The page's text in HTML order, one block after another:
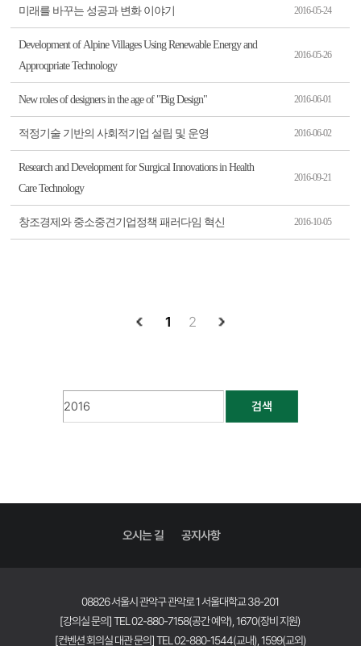
미래를 바꾸는 성공과 변화 이야기 2016-05-24
Development of Alpine Villages Using Renewable Energy and
Approqpriate Technology
2016-05-26
New roles of designers in the age of "Big Design" 2016-06-01
적정기술 기반의 사회적기업 설립 및 운영 2016-06-02
Research and Development for Surgical Innovations in Health
Care Technology
2016-09-21
창조경제와 중소중견기업정책 패러다임 혁신 2016-10-05
1 2
검색
오시는 길 공지사항
08826 서울시 관악구 관악로 1 서울대학교 38-201
[강의실 문의] TEL 02-880-7158(공간 예약), 1670(장비 지원)
[컨벤션 회의실 대관 문의] TEL 02-880-1544(교내), 1599(교외)